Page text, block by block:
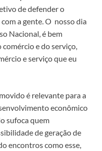
de defender o
a gente. O nosso dia
Nacional, é bem
e do serviço,
e serviço que eu
é relevante para a
econômico
sufoca quem
de geração de
encontros como esse,